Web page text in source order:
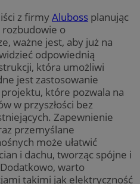
z firmyAluboss planując
rozbudowie o
ważne jest, aby już na
odpowiednią
która umożliwi
jest zastosowanie
które pozwala na
w przyszłości bez
Zapewnienie
przemyślane
może ułatwić
i dachu, tworząc spójne i
warto
takimi jak elektryczność